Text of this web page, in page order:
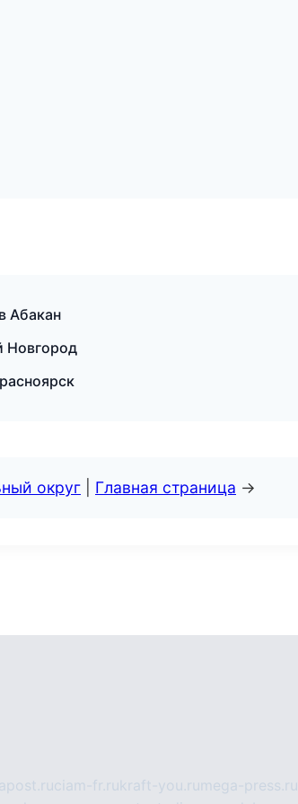
Абакан
Новгород
округ Главная страница →
ciam-fr.rukraft-you.ru mega-press.ru